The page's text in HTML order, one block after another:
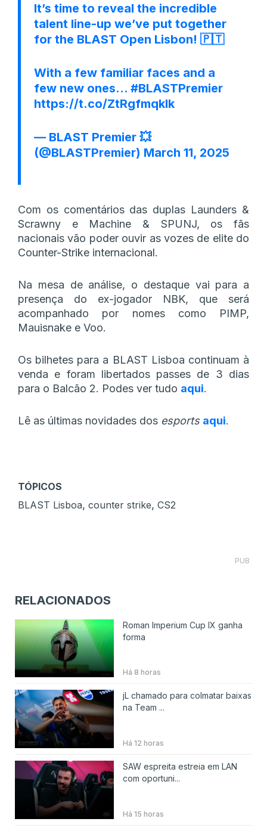
It’s time to reveal the incredible
talent line-up we’ve put together
for the BLAST Open Lisbon! 🇵🇹
With a few familiar faces and a
few new ones… #BLASTPremier
https://t.co/ZtRgfmqkIk
— BLAST Premier 💥
(@BLASTPremier) March 11, 2025
Com os comentários das duplas Launders &
Scrawny e Machine & SPUNJ, os fãs
nacionais vão poder ouvir as vozes de elite do
Counter-Strike internacional.
Na mesa de análise, o destaque vai para a
presença do ex-jogador NBK, que será
acompanhado por nomes como PIMP,
Mauisnake e Voo.
Os bilhetes para a BLAST Lisboa continuam à
venda e foram libertados passes de 3 dias
para o Balcão 2. Podes ver tudo aqui.
Lê as últimas novidades dos esports aqui.
TÓPICOS
BLAST Lisboa, counter strike, CS2
PUB
RELACIONADOS
Roman Imperium Cup IX ganha
forma
Há 8 horas
jL chamado para colmatar baixas
na Team ...
Há 12 horas
SAW espreita estreia em LAN
com oportuni...
Há 15 horas